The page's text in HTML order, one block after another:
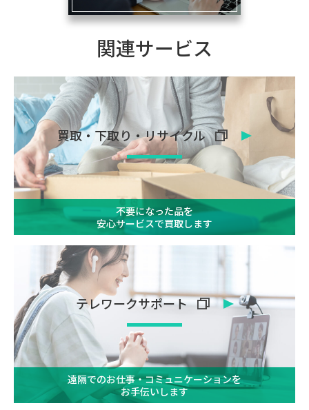
関連サービス
買取・下取り・リサイクル
不要になった品を
安心サービスで買取します
テレワークサポート
遠隔でのお仕事・コミュニケーションを
お手伝いします